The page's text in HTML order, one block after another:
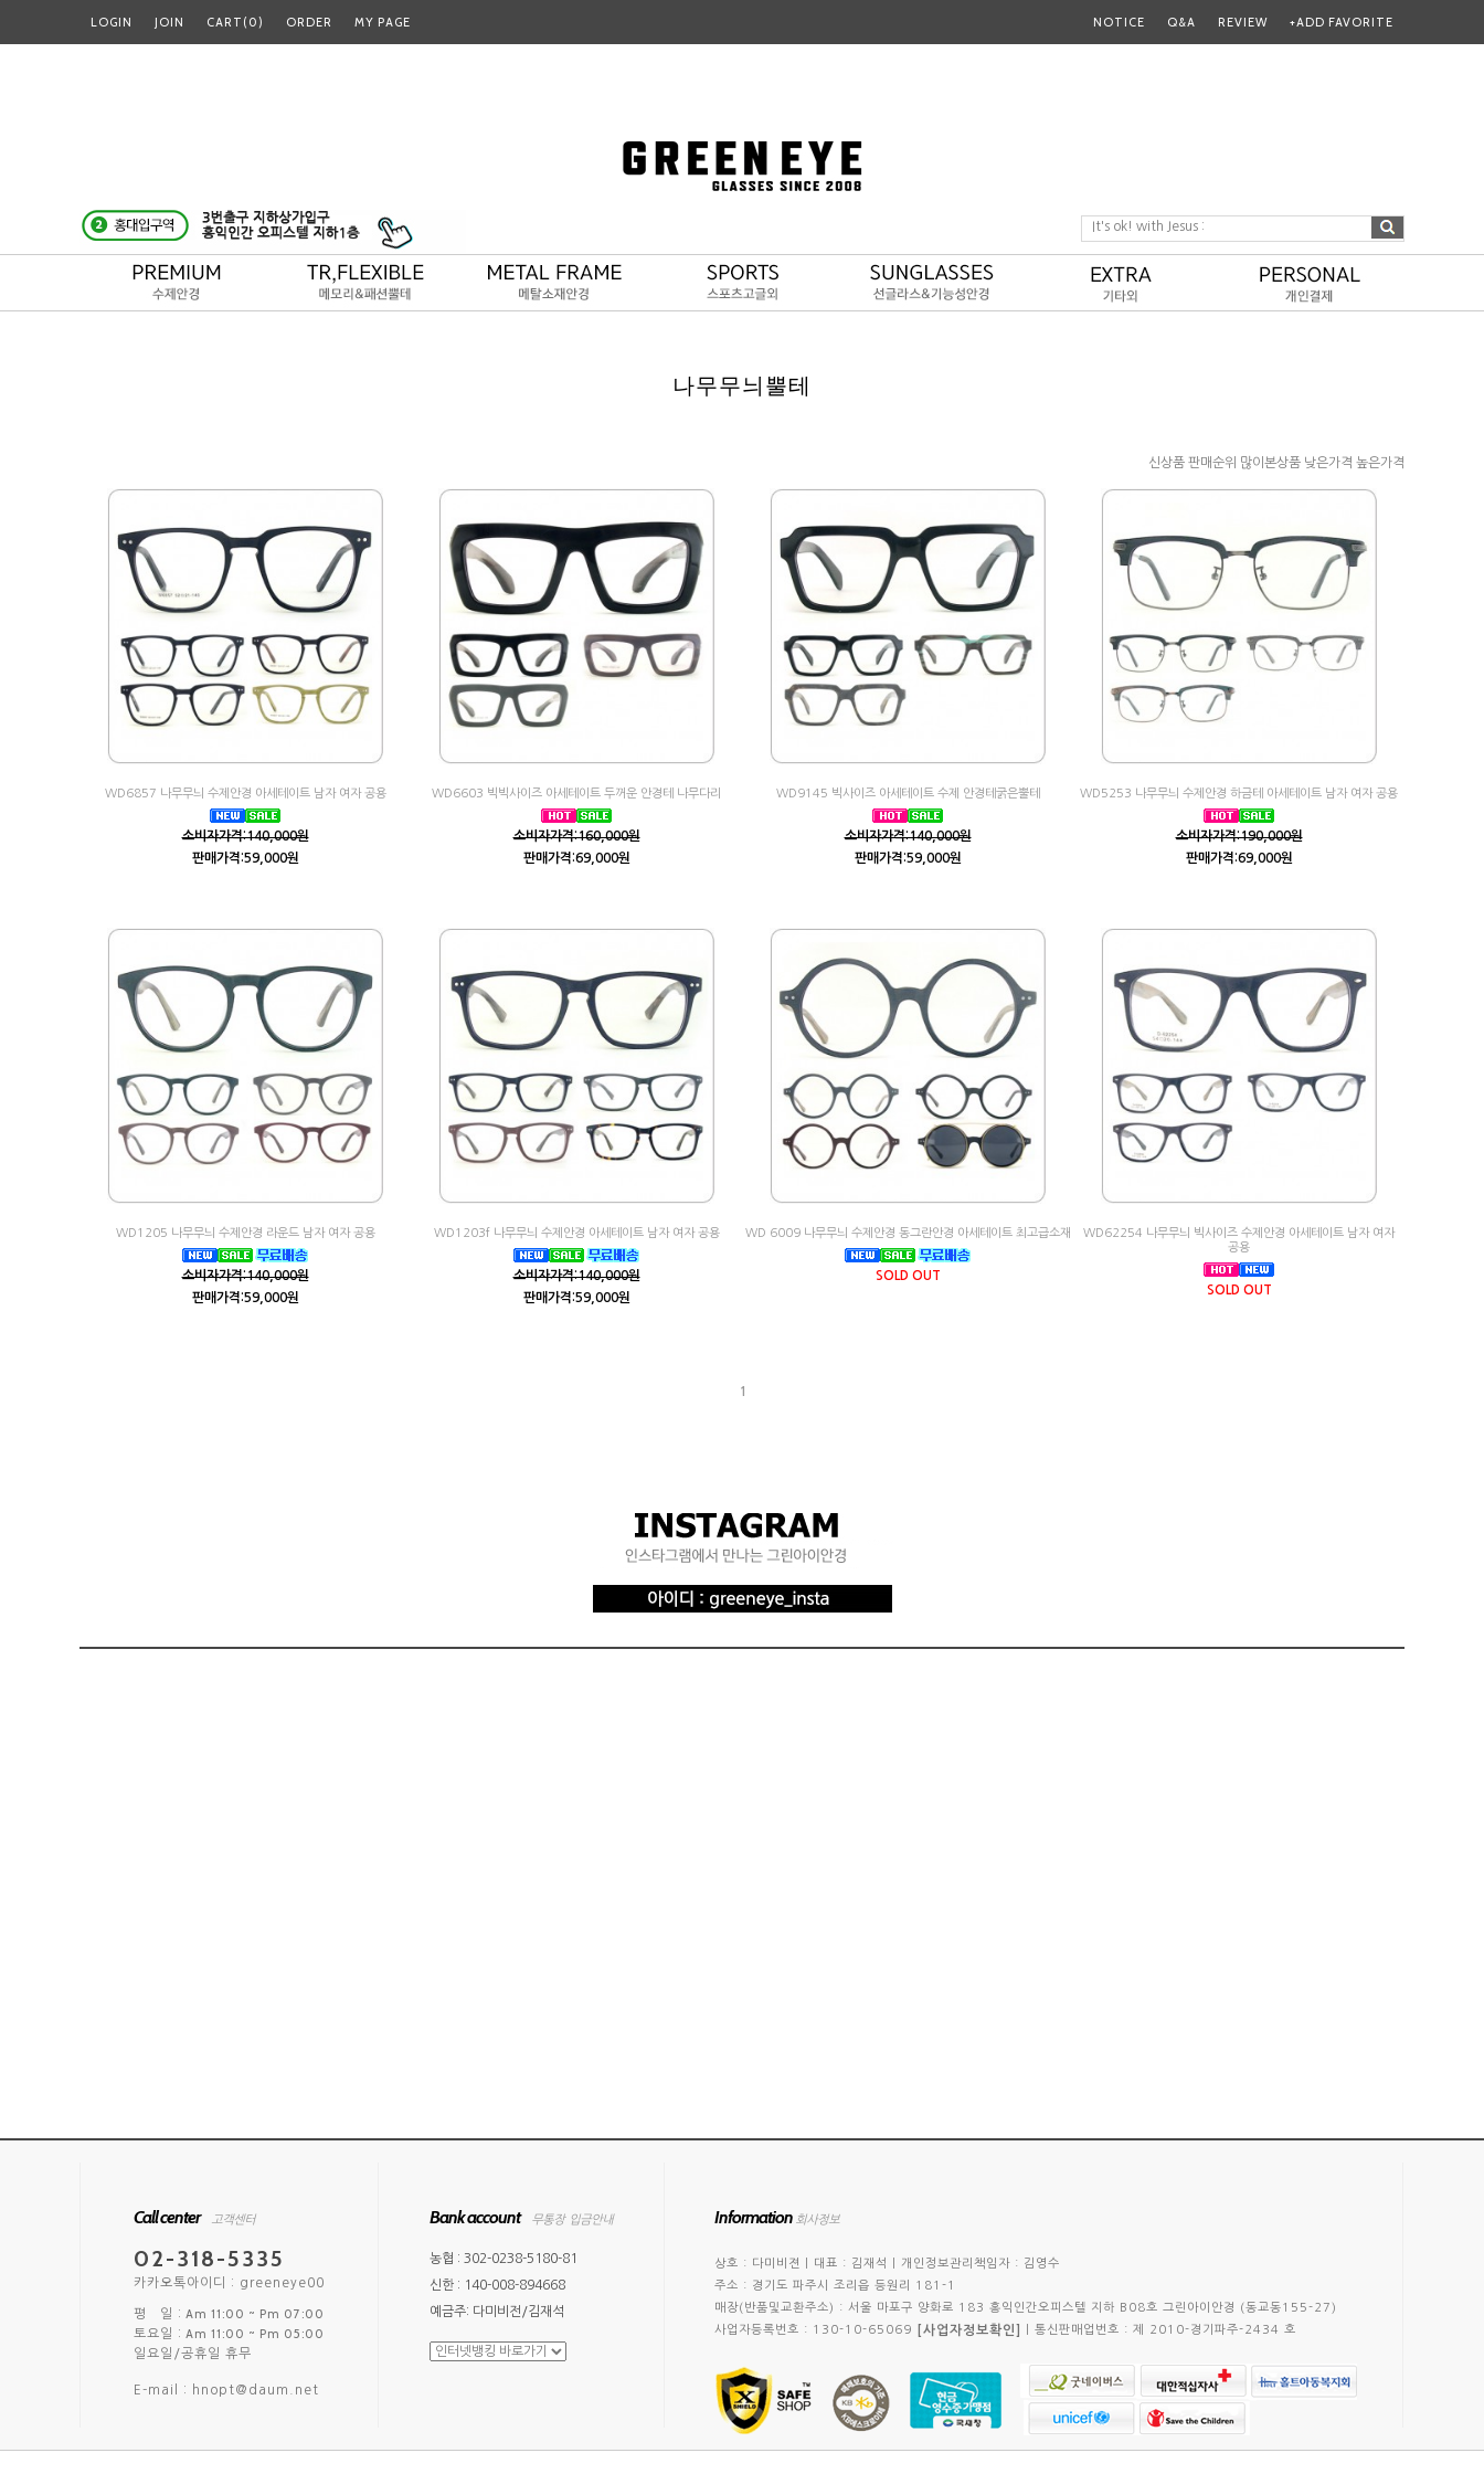
LOGIN JOIN CART( 0) ORDER MY PAGE NOTICE Q&A REVIEW +ADD FAVORITE
It's ok! with Jesus :
나무무늬뿔테
신상품 판매순위 많이본상품 낮은가격 높은가격
WD6857 나무무늬 수제안경 아세테이트 남자 여자 공용
소비자가격:140,000원
판매가격:59,000원
WD6603 빅빅사이즈 아세테이트 두꺼운 안경테 나무다리
소비자가격:160,000원
판매가격:69,000원
WD9145 빅사이즈 아세테이트 수제 안경테굵은뿔테
소비자가격:140,000원
판매가격:59,000원
WD5253 나무무늬 수제안경 하금테 아세테이트 남자 여자 공용
소비자가격:190,000원
판매가격:69,000원
WD1205 나무무늬 수제안경 라운드 남자 여자 공용
소비자가격:140,000원
판매가격:59,000원
WD1203f 나무무늬 수제안경 아세테이트 남자 여자 공용
소비자가격:140,000원
판매가격:59,000원
WD 6009 나무무늬 수제안경 동그란안경 아세테이트 최고급소재
SOLD OUT
WD62254 나무무늬 빅사이즈 수제안경 아세테이트 남자 여자
공용
SOLD OUT
1
Call center 고객센터
02-318-5335
카카오톡아이디 : greeneye00
평 일 : Am 11:00 ~ Pm 07:00
토요일 : Am 11:00 ~ Pm 05:00
일요일/공휴일 휴무
E-mail : hnopt@daum.net
Bank account 무통장 입금안내
농협 : 302-0238-5180-81
신한 : 140-008-894668
예금주: 다미비전/김재석
Information 회사정보
상호 : 다미비젼 대표 : 김재석
개인정보관리책임자 : 김영수
주소 : 경기도 파주시 조리읍 등원리 181-1
매장(반품및교환주소) : 서울 마포구 양화로 183 홍익인간오피스텔 지하 B08호 그린아이안경 (동교동155-27)
사업자등록번호 : 130-10-65069
[사업자정보확인] 통신판매업번호 : 제 2010-경기파주-2434 호